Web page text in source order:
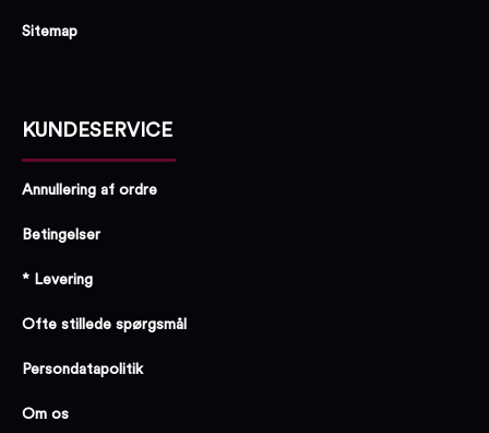
Sitemap
KUNDESERVICE
Annullering af ordre
Betingelser
* Levering
Ofte stillede spørgsmål
Persondatapolitik
Om os